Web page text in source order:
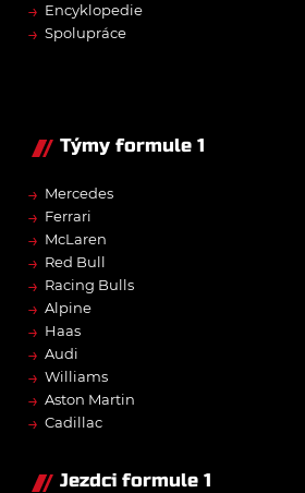
→ Encyklopedie
→ Spolupráce
Týmy formule 1
→ Mercedes
→ Ferrari
→ McLaren
→ Red Bull
→ Racing Bulls
→ Alpine
→ Haas
→ Audi
→ Williams
→ Aston Martin
→ Cadillac
Jezdci formule 1